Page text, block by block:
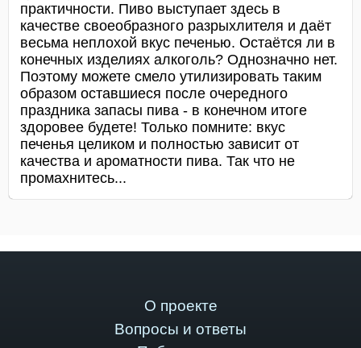
практичности. Пиво выступает здесь в
качестве своеобразного разрыхлителя и даёт
весьма неплохой вкус печенью. Остаётся ли в
конечных изделиях алкоголь? Однозначно нет.
Поэтому можете смело утилизировать таким
образом оставшиеся после очередного
праздника запасы пива - в конечном итоге
здоровее будете! Только помните: вкус
печенья целиком и полностью зависит от
качества и ароматности пива. Так что не
промахнитесь...
О проекте
Вопросы и ответы